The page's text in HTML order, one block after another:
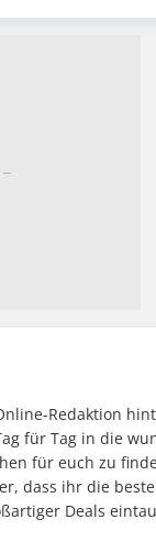
Redaktion
für Tag in die
für euch zu
dass ihr die
Deals